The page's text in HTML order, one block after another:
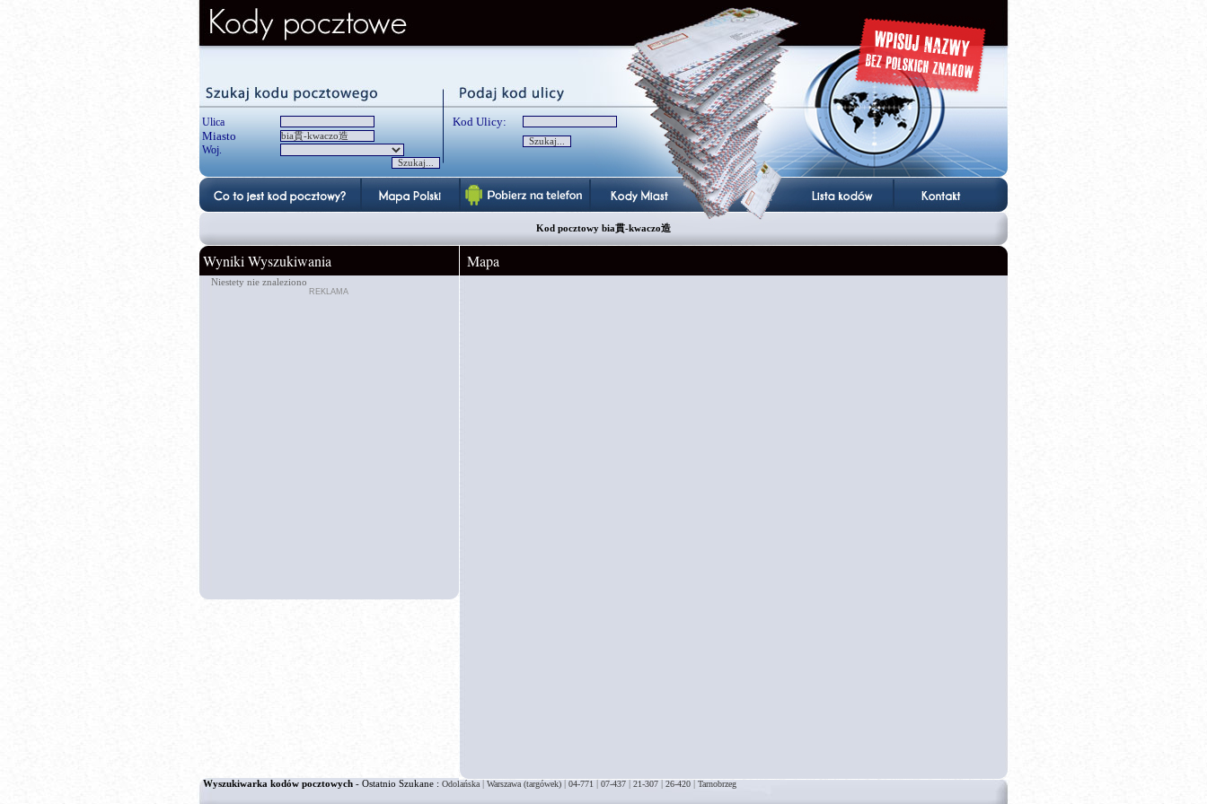
Ulica
Miasto
Woj.
Kod Ulicy:
Kod pocztowy bia貫-kwaczo造
Wyniki Wyszukiwania
Niestety nie znaleziono
REKLAMA
Mapa
Wyszukiwarka kodów pocztowych - Ostatnio Szukane : Odolańska|Warszawa (targówek)|04-771|07-437|21-307|26-420|Tarnobrzeg